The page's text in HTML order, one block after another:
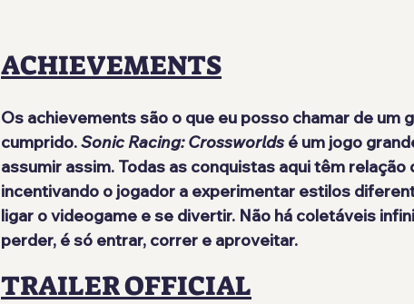
ACHIEVEMENTS
Os achievements são o que eu posso chamar de um
cumprido. Sonic Racing: Crossworlds é um jogo
assumir assim. Todas as conquistas aqui têm
incentivando o jogador a experimentar estilos
ligar o videogame e se divertir. Não há coletáveis
perder, é só entrar, correr e aproveitar.
TRAILER OFFICIAL